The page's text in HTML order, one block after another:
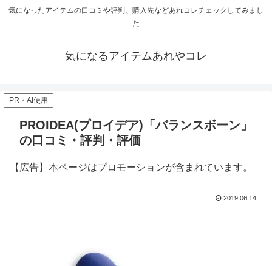
気になったアイテムの口コミや評判、購入先などあれコレチェックしてみまし
た
気になるアイテムあれやコレ
PR・AI使用
PROIDEA(プロイデア)「バランスボーン」
の口コミ・評判・評価
【広告】本ページはプロモーションが含まれています。
2019.06.14